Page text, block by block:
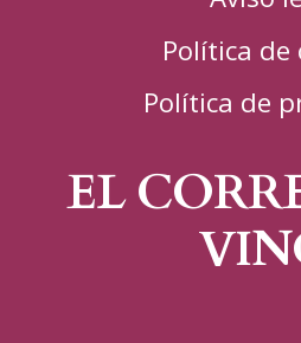
Política de
Política de
EL